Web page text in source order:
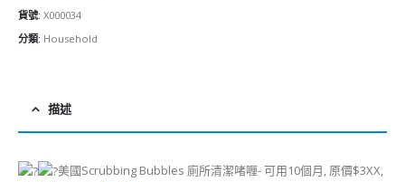
貨號: X000034
分類: Household
描述
美國Scrubbing Bubbles 廁所清潔啫喱- 可用10個月, 原價$3XX,